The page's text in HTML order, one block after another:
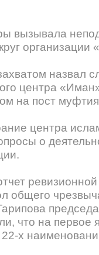
вызывала
организации
назвал
центра
на пост
центра
о
общего
что на первое
х